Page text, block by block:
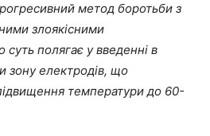
метод боротьби з
злоякісними
полягає у введенні в
зону електродів, що
температури до 60-